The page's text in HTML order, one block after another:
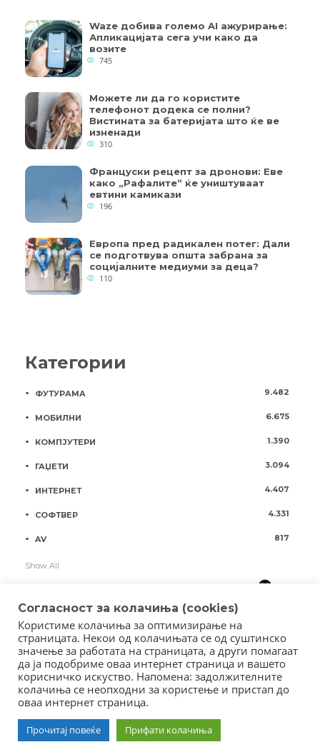
Waze добива големо AI ажурирање:
Апликацијата сега учи како да
возите
745
Можете ли да го користите
телефонот додека се полни?
Вистината за батеријата што ќе ве
изненади
310
Француски рецепт за дронови: Еве
како „Рафалите“ ќе уништуваат
евтини камикази
196
Европа пред радикален потег: Дали
се подготвува општа забрана за
социјалните медиуми за деца?
110
Категории
ФУТУРАМА 9.482
МОБИЛНИ 6.675
КОМПЈУТЕРИ 1.390
ГАЏЕТИ 3.094
ИНТЕРНЕТ 4.407
СОФТВЕР 4.331
AV 817
Show All
Copyright © 2018 - Member of IAB Macedonia
Member of Clip Media Group / 2017
Согласност за колачиња (cookies)
Користиме колачиња за оптимизирање на
страницата. Некои од колачињата се од суштинско
значење за работата на страницата, а други помагаат
да ја подобриме оваа интернет страница и вашето
корисничко искуство. Напомена: задолжителните
колачиња се неопходни за користење и пристап до
оваа интернет страница.
Прочитај повеќе Прифати колачиња